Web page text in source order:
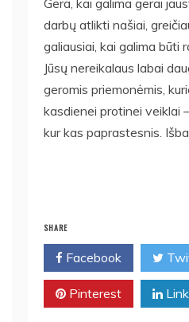
Gera, kai galima gerai
darbų atlikti našiai,
galiausiai, kai galima būti
Jūsų nereikalaus labai
geromis priemonėmis,
kasdienei protinei veiklai
kur kas paprastesnis.
SHARE
Facebook
Pinterest